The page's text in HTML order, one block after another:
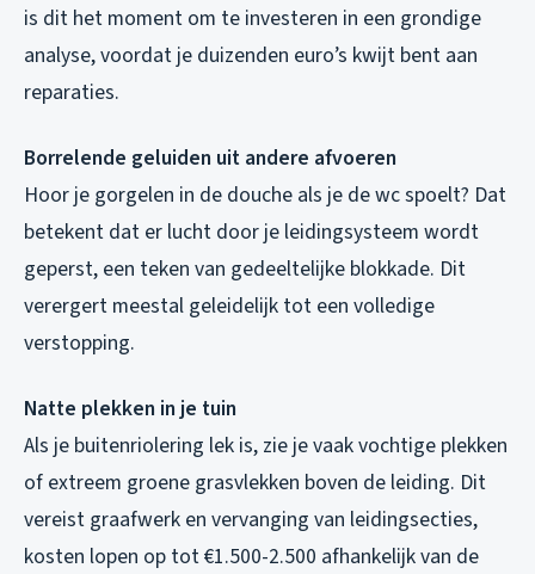
is dit het moment om te investeren in een grondige
analyse, voordat je duizenden euro’s kwijt bent aan
reparaties.
Borrelende geluiden uit andere afvoeren
Hoor je gorgelen in de douche als je de wc spoelt? Dat
betekent dat er lucht door je leidingsysteem wordt
geperst, een teken van gedeeltelijke blokkade. Dit
verergert meestal geleidelijk tot een volledige
verstopping.
Natte plekken in je tuin
Als je buitenriolering lek is, zie je vaak vochtige plekken
of extreem groene grasvlekken boven de leiding. Dit
vereist graafwerk en vervanging van leidingsecties,
kosten lopen op tot €1.500-2.500 afhankelijk van de